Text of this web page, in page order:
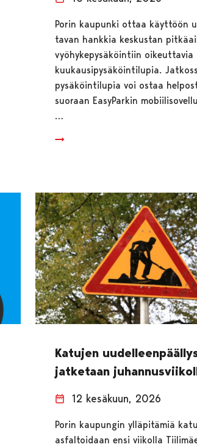
Porin kaupunki ottaa käyttöön
tavan hankkia keskustan
vyöhykepysäköintiin oikeuttavia
kuukausipysäköintilupia.
pysäköintilupia voi ostaa
suoraan EasyParkin
…
Katujen
jatketaan
12 kesäkuun, 2026
Porin kaupungin ylläpitämiä
asfaltoidaan ensi viikolla